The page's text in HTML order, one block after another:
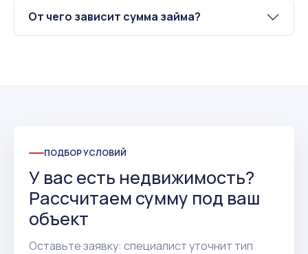
От чего зависит сумма займа?
ПОДБОР УСЛОВИЙ
У вас есть недвижимость?
Рассчитаем сумму под ваш
объект
Оставьте заявку: специалист уточнит тип